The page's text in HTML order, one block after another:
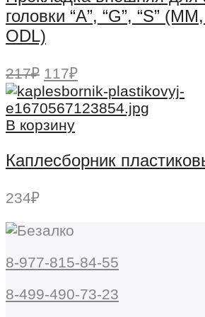
головки “А”, “G”, “S”
ODL)
217₽ Первоначальная
цена
составляла
217₽.
117₽Текущая
цена:
117₽.
В корзину
Каплесборник
234₽
8-977-815-84-55
8-499-490-73-23